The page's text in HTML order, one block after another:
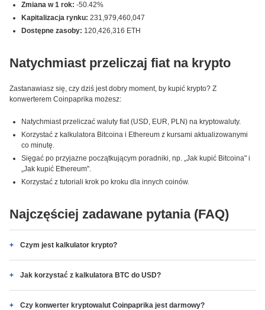
Zmiana w 1 rok: -50.42%
Kapitalizacja rynku: 231,979,460,047
Dostępne zasoby: 120,426,316 ETH
Natychmiast przeliczaj fiat na krypto
Zastanawiasz się, czy dziś jest dobry moment, by kupić krypto? Z
konwerterem Coinpaprika możesz:
Natychmiast przeliczać waluty fiat (USD, EUR, PLN) na kryptowaluty.
Korzystać z kalkulatora Bitcoina i Ethereum z kursami aktualizowanymi
co minutę.
Sięgać po przyjazne początkującym poradniki, np. „Jak kupić Bitcoina" i
„Jak kupić Ethereum".
Korzystać z tutoriali krok po kroku dla innych coinów.
Najczęściej zadawane pytania (FAQ)
Czym jest kalkulator krypto?
Jak korzystać z kalkulatora BTC do USD?
Czy konwerter kryptowalut Coinpaprika jest darmowy?